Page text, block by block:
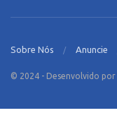
Sobre Nós Anuncie
© 2024 - Desenvolvido por